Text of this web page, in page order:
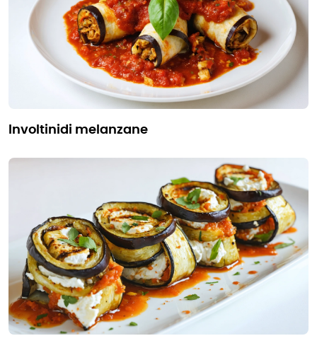
involtinidi melanzane